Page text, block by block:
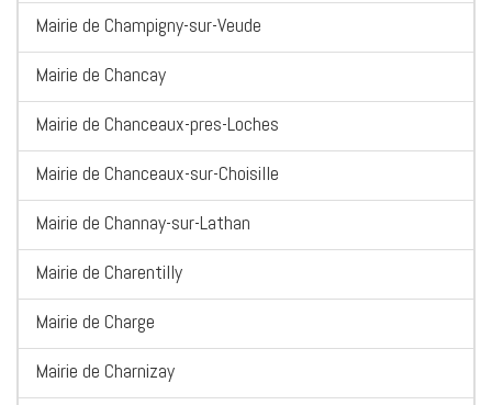
Mairie de Champigny-sur-Veude
Mairie de Chancay
Mairie de Chanceaux-pres-Loches
Mairie de Chanceaux-sur-Choisille
Mairie de Channay-sur-Lathan
Mairie de Charentilly
Mairie de Charge
Mairie de Charnizay